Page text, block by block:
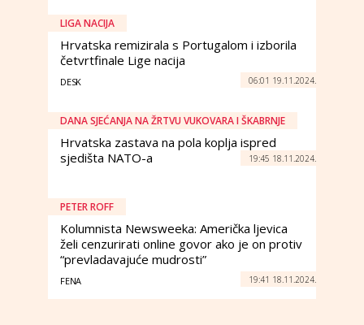
LIGA NACIJA
Hrvatska remizirala s Portugalom i izborila
četvrtfinale Lige nacija
DESK 06:01 19.11.2024.
DANA SJEĆANJA NA ŽRTVU VUKOVARA I ŠKABRNJE
Hrvatska zastava na pola koplja ispred
sjedišta NATO-a
19:45 18.11.2024.
PETER ROFF
Kolumnista Newsweeka: Američka ljevica
želi cenzurirati online govor ako je on protiv
“prevladavajuće mudrosti”
FENA 19:41 18.11.2024.